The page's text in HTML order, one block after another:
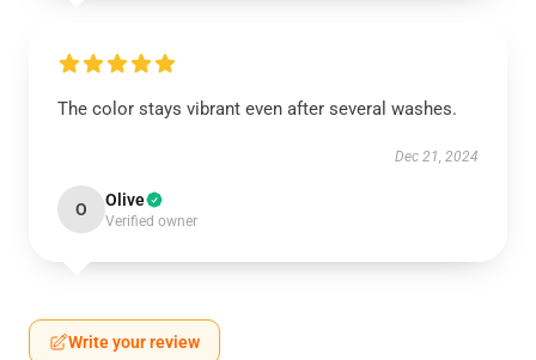
The color stays vibrant even after several washes.
Dec 21, 2024
O Olive
Verified owner
Write your review